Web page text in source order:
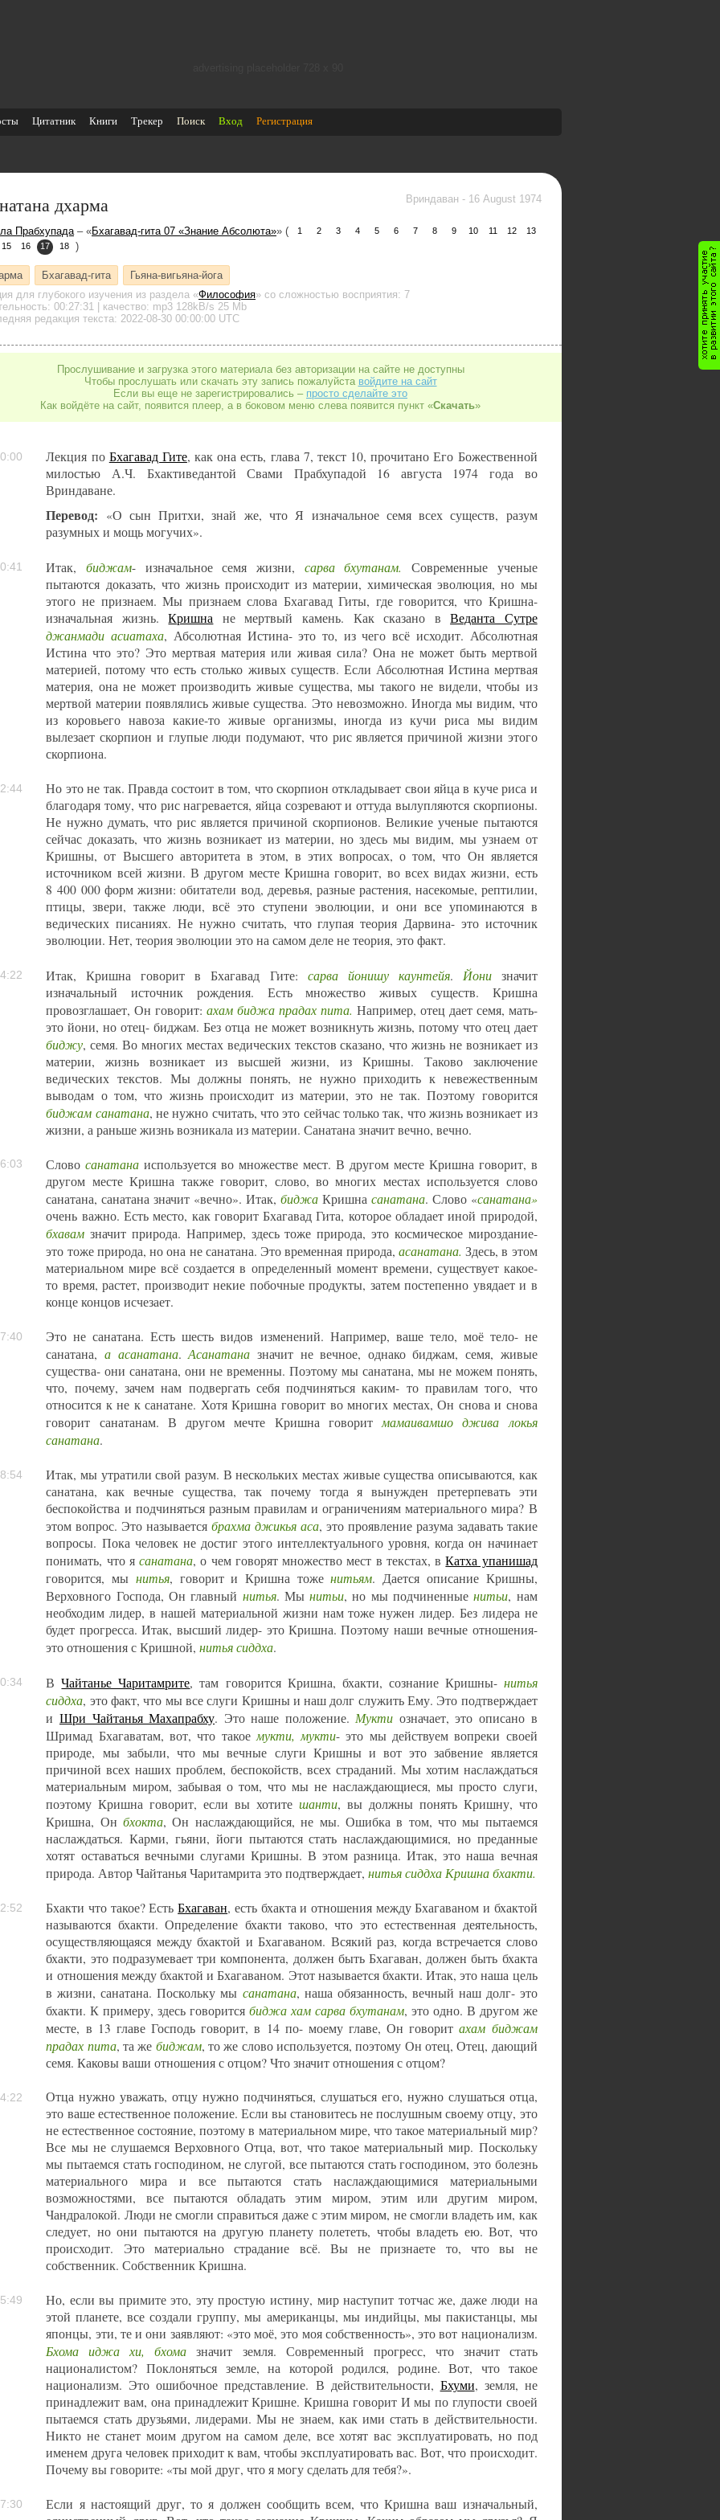
Цитатник Книги Трекер Поиск Вход Регистрация
дхарма Вриндаван - 16 August 1974
Прабхупада – «Бхагавад-гита 07 «Знание Aбсолюта»» ( 1 2 3 4 5 6 7 8 9 10 11 12
13
15 16 17 18 )
Бхагавад-гита
Гьяна-вигьяна-йога
для глубокого изучения из раздела «Философия» со сложностью восприятия: 7
00:27:31 | качество: mp3 128kB/s 25 Mb
редакция текста: 2022-08-30 00:00:00 UTC
Прослушивание и загрузка этого материала без авторизации на сайте не доступны
Чтобы прослушать или скачать эту запись пожалуйста войдите на сайт
Если вы еще не зарегистрировались – просто сделайте это
Как войдёте на сайт, появится плеер, а в боковом меню слева появится пункт «Скачать»
Лекция по Бхагавад Гите, как она есть, глава 7, текст 10, прочитано Его Божественной
милостью А.Ч. Бхактиведантой Свами Прабхупадой 16 августа 1974 года во
Вриндаване.
Перевод: «О сын Притхи, знай же, что Я изначальное семя всех существ, разум
разумных и мощь могучих».
Итак,биджам- изначальное семя жизни, сарва бхутанам.
Современные ученые
пытаются доказать, что жизнь происходит из материи, химическая эволюция, но мы
этого не признаем. Мы признаем слова Бхагавад Гиты, где говорится, что Кришна-
изначальная жизнь.Кришна не мертвый камень. Как сказано вВеданта Сутре
джанмади асиатаха, Абсолютная Истина- это то, из чего всё исходит. Абсолютная
Истина что это? Это мертвая материя или живая сила? Она не может быть мертвой
материей, потому что есть столько живых существ. Если Абсолютная Истина мертвая
материя, она не может производить живые существа, мы такого не видели, чтобы из
мертвой материи появлялись живые существа. Это невозможно. Иногда мы видим, что
из коровьего навоза какие-то живые организмы, иногда из кучи риса мы видим
вылезает скорпион и глупые люди подумают, что рис является причиной жизни этого
скорпиона.
Но это не так. Правда состоит в том, что скорпион откладывает свои яйца в куче риса и
благодаря тому, что рис нагревается, яйца созревают и оттуда вылупляются скорпионы.
Не нужно думать, что рис является причиной скорпионов. Великие ученые пытаются
сейчас доказать, что жизнь возникает из материи, но здесь мы видим, мы узнаем от
Кришны, от Высшего авторитета в этом, в этих вопросах, о том, что Он является
источником всей жизни. В другом месте Кришна говорит, во всех видах жизни, есть
8 400 000 форм жизни: обитатели вод, деревья, разные растения, насекомые, рептилии,
птицы, звери, также люди, всё это ступени эволюции, и они все упоминаются в
ведических писаниях. Не нужно считать, что глупая теория Дарвина- это источник
эволюции. Нет, теория эволюции это на самом деле не теория, это факт.
Итак, Кришна говорит в Бхагавад Гите: сарва йонишу каунтейя. Йонизначит
изначальный источник рождения. Есть множество живых существ. Кришна
провозглашает, Он говорит:ахам биджа прадах пита. Например, отец дает семя, мать-
это йони, но отец- биджам. Без отца не может возникнуть жизнь, потому что отец дает
биджу, семя. Во многих местах ведических текстов сказано, что жизнь не возникает из
материи, жизнь возникает из высшей жизни, из Кришны. Таково заключение
ведических текстов. Мы должны понять, не нужно приходить к невежественным
выводам о том, что жизнь происходит из материи, это не так. Поэтому говорится
биджам санатана, не нужно считать, что это сейчас только так, что жизнь возникает из
жизни, а раньше жизнь возникала из материи. Санатана значит вечно, вечно.
Словосанатана используется во множестве мест. В другом месте Кришна говорит, в
другом месте Кришна также говорит, слово, во многих местах используется слово
санатана, санатана значит «вечно». Итак, биджаКришна санатана. Слово «санатана»
очень важно. Есть место, как говорит Бхагавад Гита, которое обладает иной природой,
бхавам значит природа. Например, здесь тоже природа, это космическое мироздание-
это тоже природа, но она не санатана. Это временная природа, асанатана. Здесь, в этом
материальном мире всё создается в определенный момент времени, существует какое-
то время, растет, производит некие побочные продукты, затем постепенно увядает и в
конце концов исчезает.
Это не санатана. Есть шесть видов изменений. Например, ваше тело, моё тело- не
санатана,а асанатана.Асанатана значит не вечное, однако биджам, семя, живые
существа- они санатана, они не временны. Поэтому мы санатана, мы не можем понять,
что, почему, зачем нам подвергать себя подчиняться каким- то правилам того, что
относится к не к санатане. Хотя Кришна говорит во многих местах, Он снова и снова
говорит санатанам. В другом мечте Кришна говоритмамаивамшо джива локья
санатана.
Итак, мы утратили свой разум. В нескольких местах живые существа описываются, как
санатана, как вечные существа, так почему тогда я вынужден претерпевать эти
беспокойства и подчиняться разным правилам и ограничениям материального мира? В
этом вопрос. Это называетсябрахма джикья аса, это проявление разума задавать такие
вопросы. Пока человек не достиг этого интеллектуального уровня, когда он начинает
понимать, что ясанатана, о чем говорят множество мест в текстах, вКатха упанишад
говорится, мы нитья, говорит и Кришна тоженитьям. Дается описание Кришны,
Верховного Господа, Он главный нитья. Мынитьи, но мы подчиненныенитьи, нам
необходим лидер, в нашей материальной жизни нам тоже нужен лидер. Без лидера не
будет прогресса. Итак, высший лидер- это Кришна. Поэтому наши вечные отношения-
это отношения с Кришной,нитья сиддха.
ВЧайтанье Чаритамрите, там говорится Кришна, бхакти, сознание Кришны- нитья
сиддха, это факт, что мы все слуги Кришны и наш долг служить Ему. Это подтверждает
и Шри Чайтанья Махапрабху. Это наше положение. Мукти означает, это описано в
Шримад Бхагаватам, вот, что такое мукти, мукти- это мы действуем вопреки своей
природе, мы забыли, что мы вечные слуги Кришны и вот это забвение является
причиной всех наших проблем, беспокойств, всех страданий. Мы хотим наслаждаться
материальным миром, забывая о том, что мы не наслаждающиеся, мы просто слуги,
поэтому Кришна говорит, если вы хотите шанти, вы должны понять Кришну, что
Кришна, Онбхокта, Он наслаждающийся, не мы. Ошибка в том, что мы пытаемся
наслаждаться. Карми, гьяни, йоги пытаются стать наслаждающимися, но преданные
хотят оставаться вечными слугами Кришны. В этом разница. Итак, это наша вечная
природа. Автор Чайтанья Чаритамрита это подтверждает,нитья сиддха Кришна бхакти.
Бхакти что такое? ЕстьБхагаван, есть бхакта и отношения между Бхагаваном и бхактой
называются бхакти. Определение бхакти таково, что это естественная деятельность,
осуществляющаяся между бхактой и Бхагаваном. Всякий раз, когда встречается слово
бхакти, это подразумевает три компонента, должен быть Бхагаван, должен быть бхакта
и отношения между бхактой и Бхагаваном. Этот называется бхакти. Итак, это наша цель
в жизни, санатана. Поскольку мы санатана, наша обязанность, вечный наш долг- это
бхакти. К примеру, здесь говоритсябиджа хам сарва бхутанам, это одно. В другом же
месте, в 13 главе Господь говорит, в 14 по- моему главе, Он говоритахам биджам
прадах пита, та же биджам, то же слово используется, поэтому Он отец, Отец, дающий
семя. Каковы ваши отношения с отцом? Что значит отношения с отцом?
Отца нужно уважать, отцу нужно подчиняться, слушаться его, нужно слушаться отца,
это ваше естественное положение. Если вы становитесь не послушным своему отцу, это
не естественное состояние, поэтому в материальном мире, что такое материальный мир?
Все мы не слушаемся Верховного Отца, вот, что такое материальный мир. Поскольку
мы пытаемся стать господином, не слугой, все пытаются стать господином, это болезнь
материального мира и все пытаются стать наслаждающимися материальными
возможностями, все пытаются обладать этим миром, этим или другим миром,
Чандралокой. Люди не смогли справиться даже с этим миром, не смогли владеть им, как
следует, но они пытаются на другую планету полететь, чтобы владеть ею. Вот, что
происходит. Это материально страдание всё. Вы не признаете то, что вы не
собственник. Собственник Кришна.
Но, если вы примите это, эту простую истину, мир наступит тотчас же, даже люди на
этой планете, все создали группу, мы американцы, мы индийцы, мы пакистанцы, мы
японцы, эти, те и они заявляют: «это моё, это моя собственность», это вот национализм.
Бхома иджа хи, бхома значит земля. Современный прогресс, что значит стать
националистом? Поклоняться земле, на которой родился, родине. Вот, что такое
национализм. Это ошибочное представление. В действительности, Бхуми, земля, не
принадлежит вам, она принадлежит Кришне. Кришна говорит И мы по глупости своей
пытаемся стать друзьями, лидерами. Мы не знаем, как ими стать в действительности.
Никто не станет моим другом на самом деле, все хотят вас эксплуатировать, но под
именем друга человек приходит к вам, чтобы эксплуатировать вас. Вот, что происходит.
Почему вы говорите: «ты мой друг, что я могу сделать для тебя?».
Если я настоящий друг, то я должен сообщить всем, что Кришна ваш изначальный,